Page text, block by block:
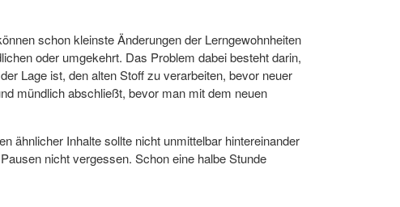
schon kleinste Änderungen der Lerngewohnheiten
oder umgekehrt. Das Problem dabei besteht darin,
Lage ist, den alten Stoff zu verarbeiten, bevor neuer
mündlich abschließt, bevor man mit dem neuen
ähnlicher Inhalte sollte nicht unmittelbar hintereinander
nicht vergessen. Schon eine halbe Stunde